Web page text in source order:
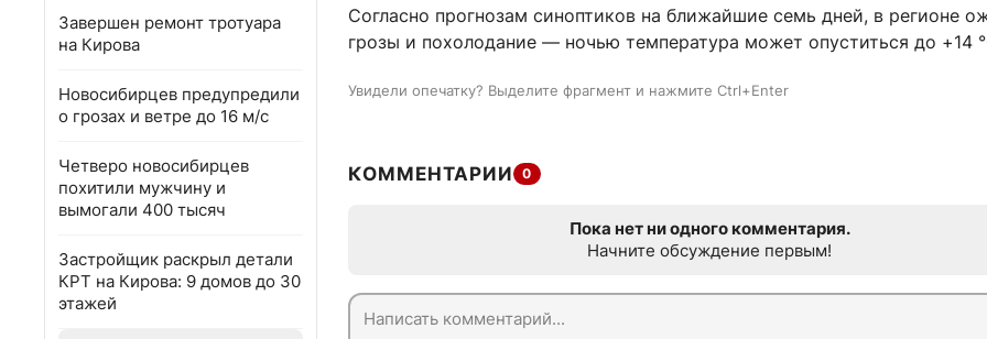
Завершен ремонт тротуара
на Кирова
Новосибирцев предупредили
о грозах и ветре до 16 м/с
Четверо новосибирцев
похитили мужчину и
вымогали 400 тысяч
Застройщик раскрыл детали
КРТ на Кирова: 9 домов до 30
этажей
Согласно прогнозам синоптиков на ближайшие семь дней, в регионе
грозы и похолодание — ночью температура может опуститься до +14
Увидели опечатку? Выделите фрагмент и нажмите Ctrl+Enter
КОММЕНТАРИИ 0
Пока нет ни одного комментария.
Начните обсуждение первым!